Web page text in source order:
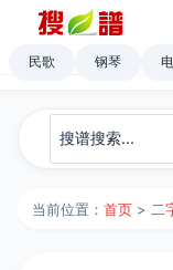
民歌 钢琴
当前位置：首页 > 二